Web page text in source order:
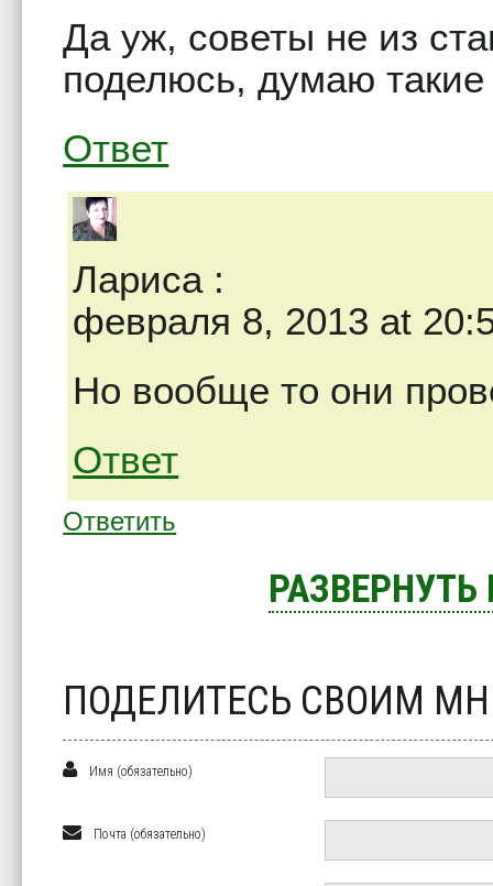
Да уж, советы не из
поделюсь, думаю
Ответ
Лариса:
февраля 8, 2013 at
Но вообще то они
Ответ
Ответить
ПОДЕЛИТЕСЬ СВОИМ
Имя (обязательно)
Почта (обязательно)